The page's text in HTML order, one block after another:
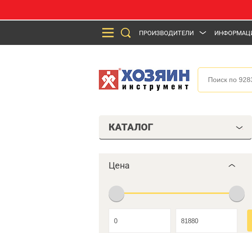
ПРОИЗВОДИТЕЛИ
КАТАЛОГ
Цена